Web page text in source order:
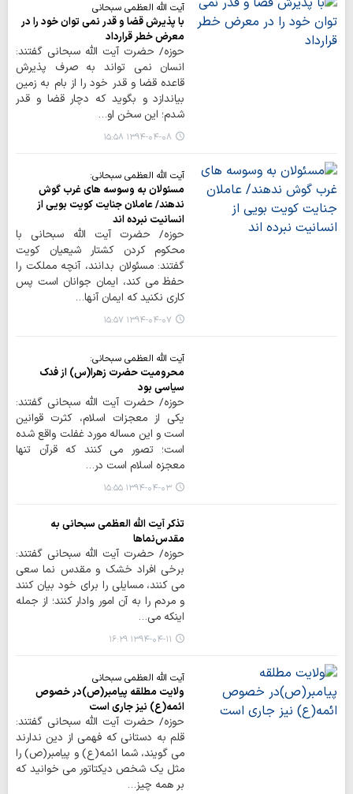
آیت الله العظمی سبحانی
با پذیرش قضا و قدر نمی توان خود را در
معرض خطر قرارداد
حوزه/ حضرت آیت الله سبحانی گفتند:
انسان نمی تواند به صرف پذیرش
قاعده قضا و قدر خود را از بام به زمین
بیاندازد و بگوید که دچار قضا و قدر
شدم؛ این سخن او…
۱۳۹۴-۰۴-۰۸ ۱۵:۵۸
آیت الله العظمی سبحانی:
مسئولان به وسوسه های غرب گوش
ندهند/ عاملان جنایت کویت بویی از
انسانیت نبرده اند
حوزه/ حضرت آیت الله سبحانی با
محکوم کردن کشتار شیعیان کویت
گفتند: مسئولان بدانند، آنچه مملکت را
حفظ می کند، ایمان جوانان است پس
کاری نکنید که ایمان آنها…
۱۳۹۴-۰۴-۰۷ ۱۵:۵۷
آیت الله العظمی سبحانی:
محرومیت حضرت زهرا(س) از فدک
سیاسی بود
حوزه/ حضرت آیت الله سبحانی گفتند:
یکی از معجزات اسلام، کثرت قوانین
است و این مساله مورد غفلت واقع شده
است؛ تصور می کنند که قرآن تنها
معجزه اسلام است در…
۱۳۹۴-۰۴-۰۳ ۱۵:۵۵
تذکر آیت الله العظمی سبحانی به
مقدس‌‌نماها
حوزه/ حضرت آیت الله سبحانی گفتند:
برخی افراد خشک و مقدس نما سعی
می کنند، مسایلی را برای خود بیان کنند
و مردم را به آن امور وادار کنند؛ از جمله
اینکه می…
۱۳۹۴-۰۴-۱۱ ۱۶:۲۹
آیت الله العظمی سبحانی
ولایت مطلقه پیامبر(ص)در خصوص
ائمه(ع) نیز جاری است
حوزه/ حضرت آیت الله سبحانی گفتند:
قلم به دستانی که فهمی از دین ندارند
می گویند، شما ائمه(ع) و پیامبر(ص) را
مثل یک شخص دیکتاتور می خوانید که
بر همه چیز…